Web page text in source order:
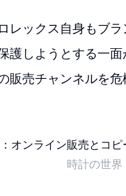
レックス自身もブ
護しようとする一
販売チャンネルを
時計の世